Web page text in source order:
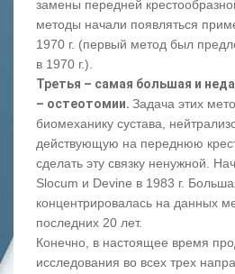
замены передней
методы начали появляться
1970 г. (первый метод был
в 1970 г.).
Третья – самая большая и
– остеотомии. Задача этих
биомеханику сустава,
действующую на переднюю
сделать эту связку ненужной.
Slocum и Devine в 1983 г.
концентрировалась на данных
последних 20 лет.
Конечно, в настоящее время
исследования во всех трех